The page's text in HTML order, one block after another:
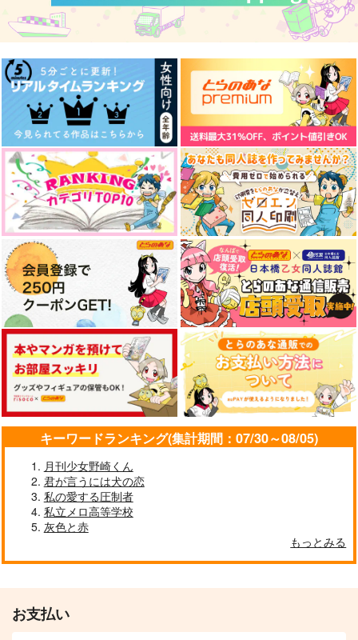
キーワードランキング(集計期間：07/30～08/05)
月刊少女野崎くん
君が言うには犬の恋
私の愛する圧制者
私立メロ高等学校
灰色と赤
もっとみる
お支払い